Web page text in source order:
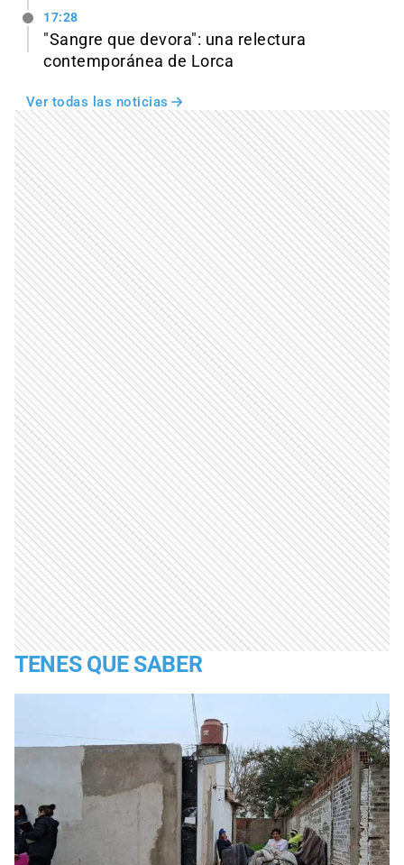
17:28
"Sangre que devora": una relectura
contemporánea de Lorca
Ver todas las noticias
TENES QUE SABER